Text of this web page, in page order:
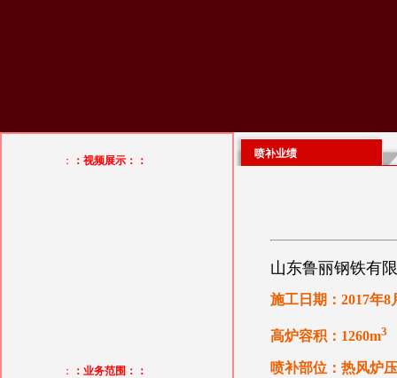
： ：视频展示：：
：
：业务范围：：
喷补业绩
山东鲁丽钢铁有
施工日期：2017年8
高炉容积：1260m3
喷补部位：热风炉